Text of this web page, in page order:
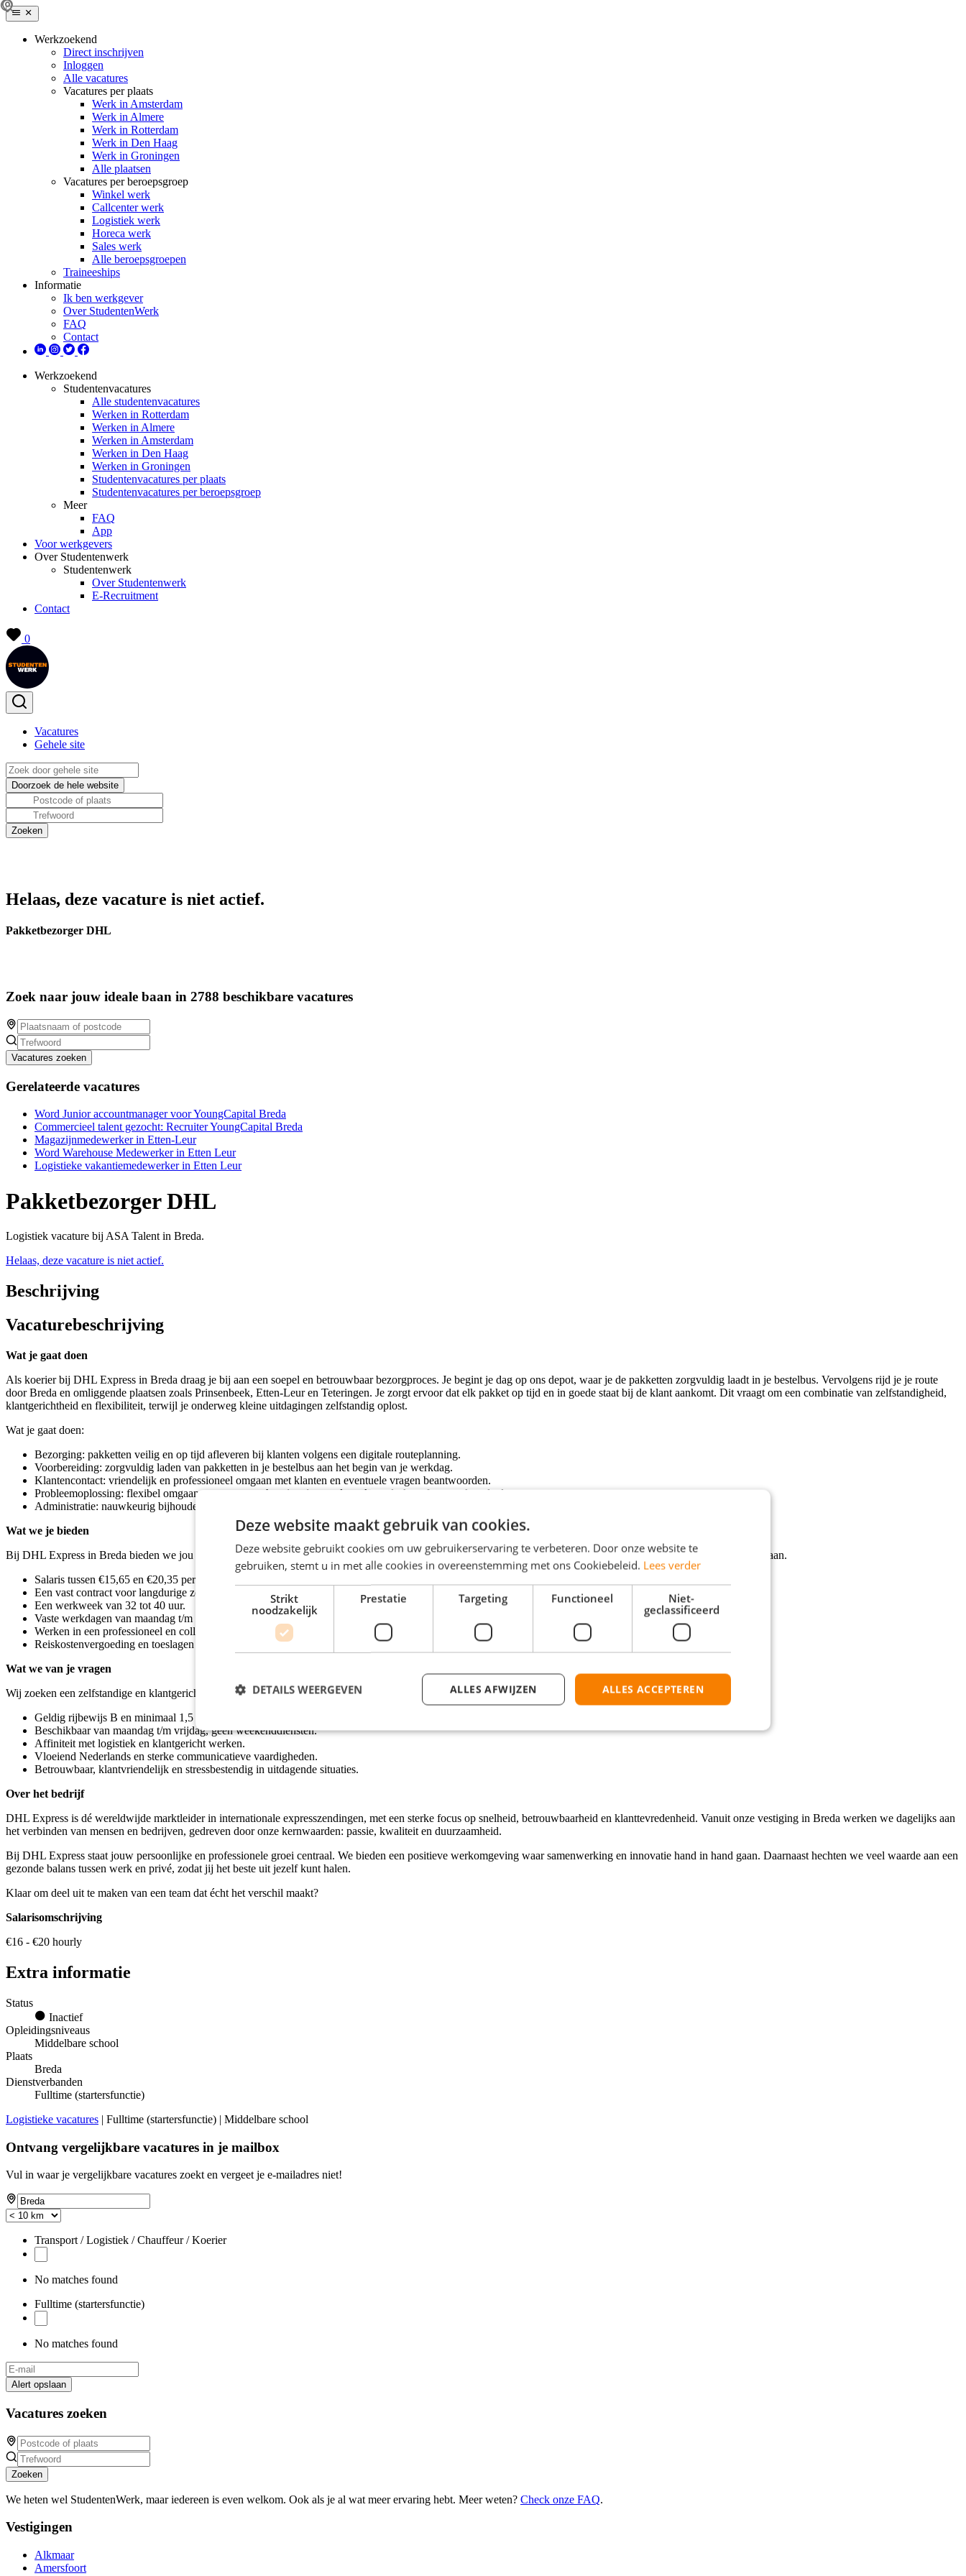
Werkzoekend
Direct inschrijven
Inloggen
Alle vacatures
Vacatures per plaats
Werk in Amsterdam
Werk in Almere
Werk in Rotterdam
Werk in Den Haag
Werk in Groningen
Alle plaatsen
Vacatures per beroepsgroep
Winkel werk
Callcenter werk
Logistiek werk
Horeca werk
Sales werk
Alle beroepsgroepen
Traineeships
Informatie
Ik ben werkgever
Over StudentenWerk
FAQ
Contact
Werkzoekend
Studentenvacatures
Alle studentenvacatures
Werken in Rotterdam
Werken in Almere
Werken in Amsterdam
Werken in Den Haag
Werken in Groningen
Studentenvacatures per plaats
Studentenvacatures per beroepsgroep
Meer
FAQ
App
Voor werkgevers
Over Studentenwerk
Studentenwerk
Over Studentenwerk
E-Recruitment
Contact
0
Vacatures
Gehele site
Helaas, deze vacature is niet actief.
Pakketbezorger DHL
Zoek naar jouw ideale baan in 2788 beschikbare vacatures
Vacatures zoeken
Gerelateerde vacatures
Word Junior accountmanager voor YoungCapital Breda
Commercieel talent gezocht: Recruiter YoungCapital Breda
Magazijnmedewerker in Etten-Leur
Word Warehouse Medewerker in Etten Leur
Logistieke vakantiemedewerker in Etten Leur
Pakketbezorger DHL
Logistiek vacature bij ASA Talent in Breda.
Helaas, deze vacature is niet actief.
Beschrijving
Vacaturebeschrijving
Wat je gaat doen
Als koerier bij DHL Express in Breda draag je bij aan een soepel en betrouwbaar bezorgproces. Je begint je dag op ons depot, waar je de pakketten zorgvuldig laadt in je bestelbus. Vervolgens rijd je je route
door Breda en omliggende plaatsen zoals Prinsenbeek, Etten-Leur en Teteringen. Je zorgt ervoor dat elk pakket op tijd en in goede staat bij de klant aankomt. Dit vraagt om een combinatie van zelfstandigheid,
klantgerichtheid en flexibiliteit, terwijl je onderweg kleine uitdagingen zelfstandig oplost.
Wat je gaat doen:
Bezorging: pakketten veilig en op tijd afleveren bij klanten volgens een digitale routeplanning.
Voorbereiding: zorgvuldig laden van pakketten in je bestelbus aan het begin van je werkdag.
Klantencontact: vriendelijk en professioneel omgaan met klanten en eventuele vragen beantwoorden.
Probleemoplossing: flexibel omgaan met onverwachte situaties, zoals verkeersdrukte of een verkeerd adres.
Administratie: nauwkeurig bijhouden van leveringen en eventuele bijzonderheden in het systeem registreren.
Wat we je bieden
Bij DHL Express in Breda bieden we jou meer dan alleen een baan. We creëren een werkomgeving waarin jouw persoonlijke groei, werkplezier en zekerheid centraal staan.
Salaris tussen €15,65 en €20,35 per uur.
Een vast contract voor langdurige zekerheid.
Een werkweek van 32 tot 40 uur.
Vaste werkdagen van maandag t/m vrijdag, geen weekenddiensten.
Werken in een professioneel en collegiaal logistiek team.
Reiskostenvergoeding en toeslagen waar van toepassing.
Wat we van je vragen
Wij zoeken een zelfstandige en klantgerichte koerier met logistieke affiniteit.
Geldig rijbewijs B en minimaal 1,5 jaar rijervaring.
Beschikbaar van maandag t/m vrijdag, geen weekenddiensten.
Affiniteit met logistiek en klantgericht werken.
Vloeiend Nederlands en sterke communicatieve vaardigheden.
Betrouwbaar, klantvriendelijk en stressbestendig in uitdagende situaties.
Over het bedrijf
DHL Express is dé wereldwijde marktleider in internationale expresszendingen, met een sterke focus op snelheid, betrouwbaarheid en klanttevredenheid. Vanuit onze vestiging in Breda werken we dagelijks aan
het verbinden van mensen en bedrijven, gedreven door onze kernwaarden: passie, kwaliteit en duurzaamheid.
Bij DHL Express staat jouw persoonlijke en professionele groei centraal. We bieden een positieve werkomgeving waar samenwerking en innovatie hand in hand gaan. Daarnaast hechten we veel waarde aan een
gezonde balans tussen werk en privé, zodat jij het beste uit jezelf kunt halen.
Klaar om deel uit te maken van een team dat écht het verschil maakt?
Salarisomschrijving
€16 - €20 hourly
Extra informatie
Status
Inactief
Opleidingsniveaus
Middelbare school
Plaats
Breda
Dienstverbanden
Fulltime (startersfunctie)
Logistieke vacatures | Fulltime (startersfunctie) | Middelbare school
Ontvang vergelijkbare vacatures in je mailbox
Vul in waar je vergelijkbare vacatures zoekt en vergeet je e-mailadres niet!
Transport / Logistiek / Chauffeur / Koerier
No matches found
Fulltime (startersfunctie)
No matches found
Alert opslaan
Vacatures zoeken
Zoeken
We heten wel StudentenWerk, maar iedereen is even welkom. Ook als je al wat meer ervaring hebt. Meer weten? Check onze FAQ.
Vestigingen
Alkmaar
Amersfoort
Deze website maakt gebruik van cookies.
Deze website gebruikt cookies om uw gebruikerservaring te verbeteren. Door onze website te
gebruiken, stemt u in met alle cookies in overeenstemming met ons Cookiebeleid. Lees verder
Strikt
noodzakelijk
Prestatie Targeting Functioneel
Niet-
geclassificeerd
ALLES ACCEPTEREN
ALLES AFWIJZEN
DETAILS WEERGEVEN